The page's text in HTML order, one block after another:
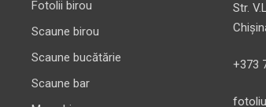
Fotolii birou
Scaune birou
Scaune bucătărie
Scaune bar
Str.
+373